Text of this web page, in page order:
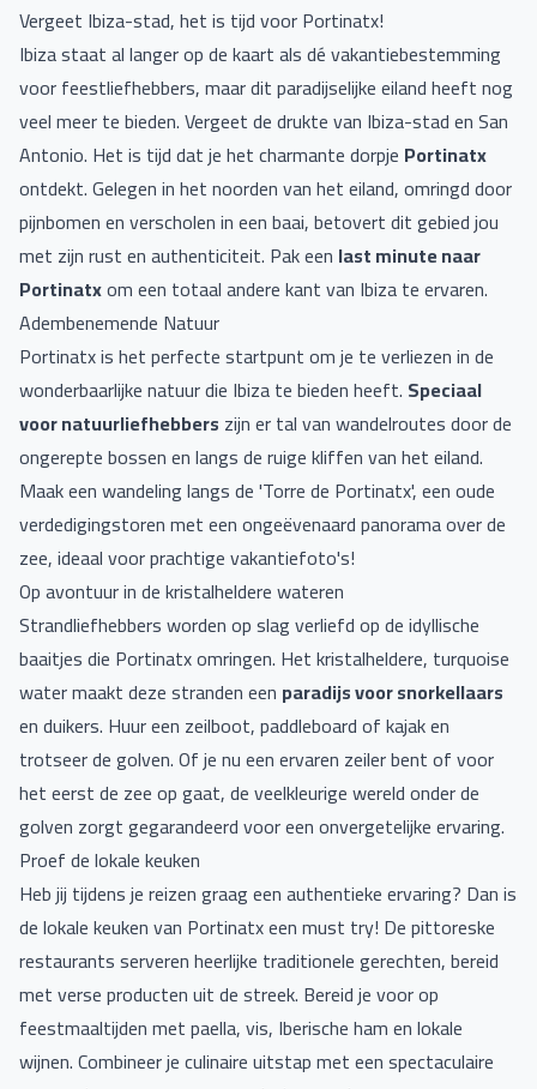
Vergeet Ibiza-stad, het is tijd voor Portinatx!
Ibiza staat al langer op de kaart als dé vakantiebestemming
voor feestliefhebbers, maar dit paradijselijke eiland heeft nog
veel meer te bieden. Vergeet de drukte van Ibiza-stad en San
Antonio. Het is tijd dat je het charmante dorpje Portinatx
ontdekt. Gelegen in het noorden van het eiland, omringd door
pijnbomen en verscholen in een baai, betovert dit gebied jou
met zijn rust en authenticiteit. Pak een last minute naar
Portinatxom een totaal andere kant van Ibiza te ervaren.
Adembenemende Natuur
Portinatx is het perfecte startpunt om je te verliezen in de
wonderbaarlijke natuur die Ibiza te bieden heeft. Speciaal
voor natuurliefhebbers zijn er tal van wandelroutes door de
ongerepte bossen en langs de ruige kliffen van het eiland.
Maak een wandeling langs de 'Torre de Portinatx', een oude
verdedigingstoren met een ongeëvenaard panorama over de
zee, ideaal voor prachtige vakantiefoto's!
Op avontuur in de kristalheldere wateren
Strandliefhebbers worden op slag verliefd op de idyllische
baaitjes die Portinatx omringen. Het kristalheldere, turquoise
water maakt deze stranden een paradijs voor snorkellaars
en duikers. Huur een zeilboot, paddleboard of kajak en
trotseer de golven. Of je nu een ervaren zeiler bent of voor
het eerst de zee op gaat, de veelkleurige wereld onder de
golven zorgt gegarandeerd voor een onvergetelijke ervaring.
Proef de lokale keuken
Heb jij tijdens je reizen graag een authentieke ervaring? Dan is
de lokale keuken van Portinatx een must try! De pittoreske
restaurants serveren heerlijke traditionele gerechten, bereid
met verse producten uit de streek. Bereid je voor op
feestmaaltijden met paella, vis, Iberische ham en lokale
wijnen. Combineer je culinaire uitstap met een spectaculaire